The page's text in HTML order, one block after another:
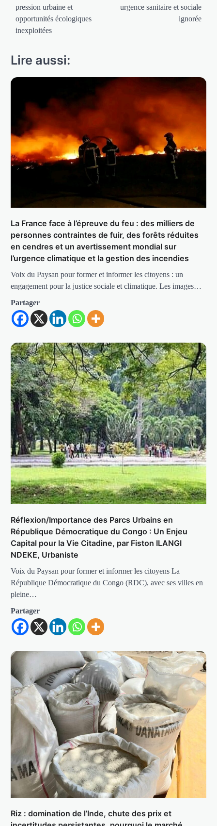
pression urbaine et
opportunités écologiques
inexploitées
urgence sanitaire et sociale
ignorée
Lire aussi:
La France face à l’épreuve du feu : des milliers de
personnes contraintes de fuir, des forêts réduites
en cendres et un avertissement mondial sur
l’urgence climatique et la gestion des incendies
Voix du Paysan pour former et informer les citoyens : un
engagement pour la justice sociale et climatique. Les images…
Partager
Réflexion/Importance des Parcs Urbains en
République Démocratique du Congo : Un Enjeu
Capital pour la Vie Citadine, par Fiston ILANGI
NDEKE, Urbaniste
Voix du Paysan pour former et informer les citoyens La
République Démocratique du Congo (RDC), avec ses villes en
pleine…
Partager
Riz : domination de l’Inde, chute des prix et